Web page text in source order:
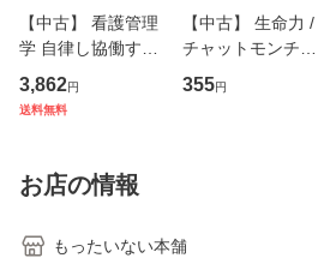
【中古】 看護管理
学 自律し協働する
専門職の看護マネ
ジメントスキル 改
恵 藤本幸三 / 南江
堂 [単行
3,862円
送料無料
【中古】 生命力 /
チャットモンチー /
キューンレコード
[CD]【メール便送
355円
お店の情報
もったいない本舗